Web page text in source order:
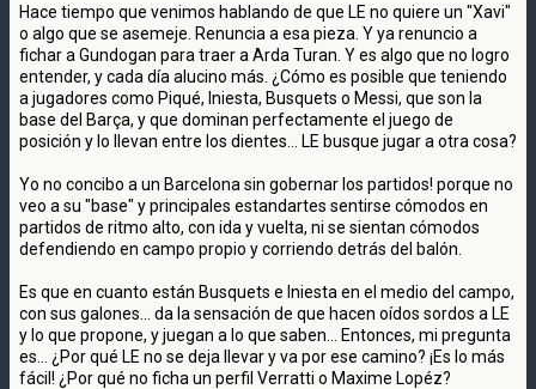
Hace tiempo que venimos hablando de que LE no quiere un "Xavi"
o algo que se asemeje. Renuncia a esa pieza. Y ya renuncio a
fichar a Gundogan para traer a Arda Turan. Y es algo que no logro
entender, y cada día alucino más. ¿Cómo es posible que teniendo
a jugadores como Piqué, Iniesta, Busquets o Messi, que son la
base del Barça, y que dominan perfectamente el juego de
posición y lo llevan entre los dientes... LE busque jugar a otra cosa?
Yo no concibo a un Barcelona sin gobernar los partidos! porque no
veo a su "base" y principales estandartes sentirse cómodos en
partidos de ritmo alto, con ida y vuelta, ni se sientan cómodos
defendiendo en campo propio y corriendo detrás del balón.
Es que en cuanto están Busquets e Iniesta en el medio del campo,
con sus galones... da la sensación de que hacen oídos sordos a LE
y lo que propone, y juegan a lo que saben... Entonces, mi pregunta
es... ¿Por qué LE no se deja llevar y va por ese camino? ¡Es lo más
fácil! ¿Por qué no ficha un perfil Verratti o Maxime Lopéz?